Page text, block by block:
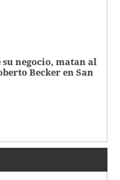
negocio, matan al
Becker en San